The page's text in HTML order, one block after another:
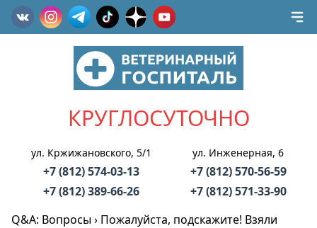
КРУГЛОСУТОЧНО
ул. Кржижановского, 5/1
+7 (812) 574-03-13
+7 (812) 389-66-26
ул. Инженерная, 6
+7 (812) 570-56-59
+7 (812) 571-33-90
Q&A: Вопросы› Пожалуйста, подскажите! Взяли